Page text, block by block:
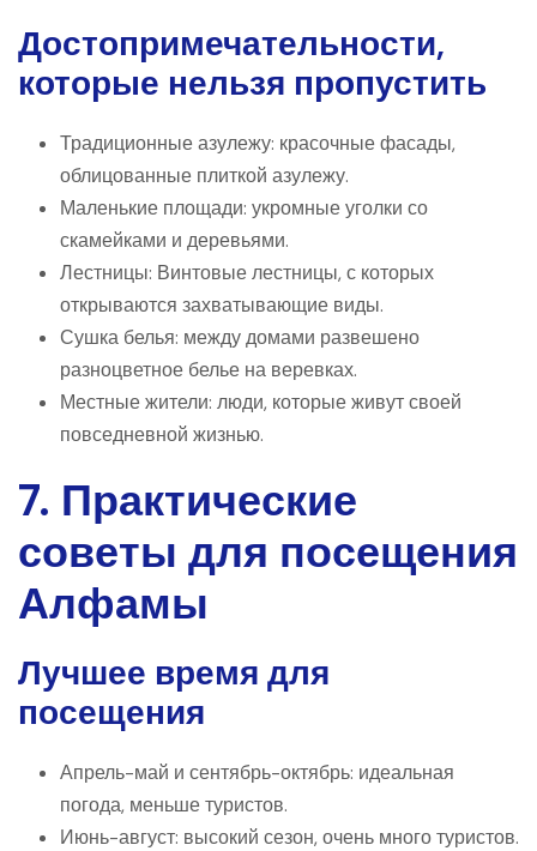
Достопримечательности,
которые нельзя пропустить
Традиционные азулежу: красочные фасады,
облицованные плиткой азулежу.
Маленькие площади: укромные уголки со
скамейками и деревьями.
Лестницы: Винтовые лестницы, с которых
открываются захватывающие виды.
Сушка белья: между домами развешено
разноцветное белье на веревках.
Местные жители: люди, которые живут своей
повседневной жизнью.
7. Практические
советы для посещения
Алфамы
Лучшее время для
посещения
Апрель-май и сентябрь-октябрь: идеальная
погода, меньше туристов.
Июнь-август: высокий сезон, очень много туристов.